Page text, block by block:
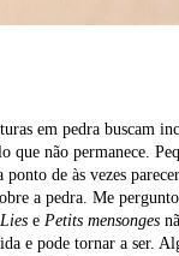
em pedra buscam
que não permanece.
ponto de às vezes
a pedra. Me
e Petits mensonges
e pode tornar a ser.